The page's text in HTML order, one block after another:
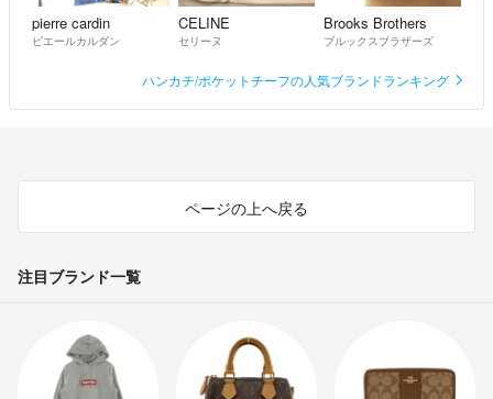
pierre cardin
ピエールカルダン
CELINE
セリーヌ
Brooks Brothers
ブルックスブラザーズ
ハンカチ/ポケットチーフの人気ブランドランキング
ページの上へ戻る
注目ブランド一覧